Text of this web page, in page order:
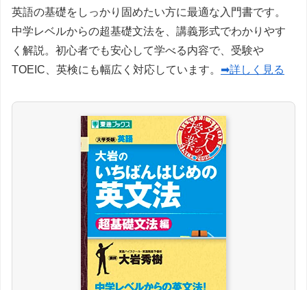
英語の基礎をしっかり固めたい方に最適な入門書です。
中学レベルからの超基礎文法を、講義形式でわかりやす
く解説。初心者でも安心して学べる内容で、受験や
TOEIC、英検にも幅広く対応しています。 ➡詳しく見る